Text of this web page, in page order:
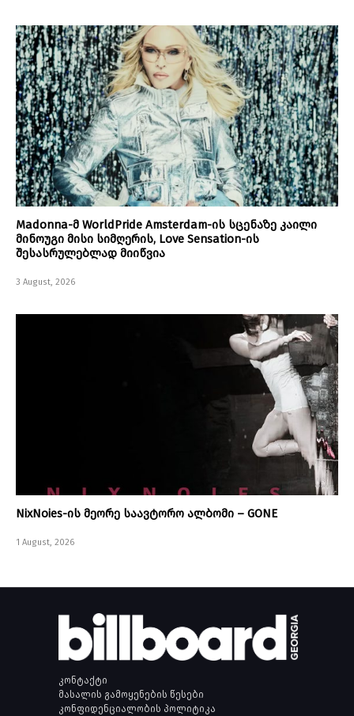
Madonna-მ WorldPride Amsterdam-ის სცენაზე კაილი
მინოუგი მისი სიმღერის, Love Sensation-ის
შესასრულებლად მიიწვია
3 August, 2026
NixNoies-ის მეორე საავტორო ალბომი – GONE
1 August, 2026
კონტაქტი
მასალის გამოყენების წესები
კონფიდენციალობის პოლიტიკა